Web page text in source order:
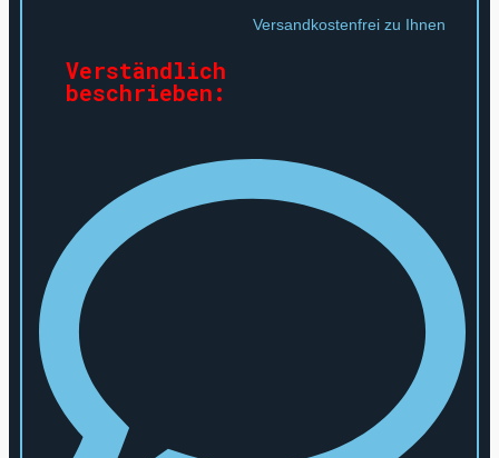
Verständlich
beschrieben:
Versandkostenfrei zu Ihnen